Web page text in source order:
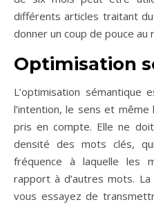
différents articles traitant
donner un coup de pouce au
Optimisation
L’optimisation sémantique
l’intention, le sens et
pris en compte. Elle ne
densité des mots clés,
fréquence à laquelle les
rapport à d’autres mots.
vous essayez de